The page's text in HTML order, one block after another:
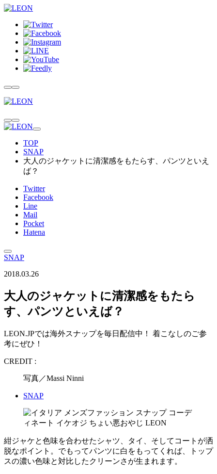
TOP
SNAP
大人のジャケットに清潔感をもたらす、パンツといえ
ば？
Twitter
Facebook
Line
Mail
Pocket
Hatena
SNAP
2018.03.26
大人のジャケットに清潔感をもたら
す、パンツといえば？
LEON.JPでは海外スナップを毎日配信中！ 着こなしのご参
考にぜひ！
CREDIT :
写真／Massi Ninni
SNAP
紺ジャケと色味を合わせたシャツ、タイ、そしてコートが洒
脱なポイント。でもってパンツに白をもってくれば、トップ
スの濃い色味と対比したクリーンさが生まれます。